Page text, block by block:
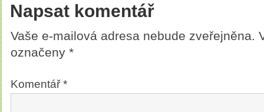
Napsat komentář
Vaše e-mailová adresa nebude zveřejněna.
označeny *
Komentář*